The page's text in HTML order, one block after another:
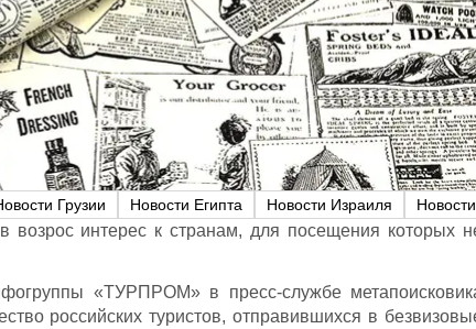
Грузии Новости Египта Новости Израиля
возрос интерес к странам, для посещения которых
«ТУРПРОМ» в пресс-службе
российских туристов, отправившихся в